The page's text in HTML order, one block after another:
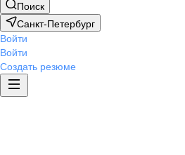
Поиск
Санкт-Петербург
Войти
Войти
Создать резюме